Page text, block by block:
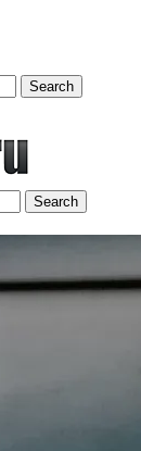
Search
Search